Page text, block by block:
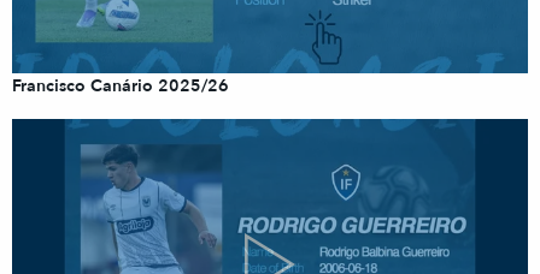
Francisco Canário 2025/26